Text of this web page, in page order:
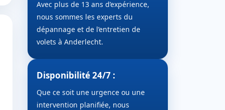
Avec plus de 13 ans d’expérience,
nous sommes les experts du
dépannage et de l’entretien de
volets à Anderlecht.
Disponibilité 24/7 :
Que ce soit une urgence ou une
intervention planifiée, nous